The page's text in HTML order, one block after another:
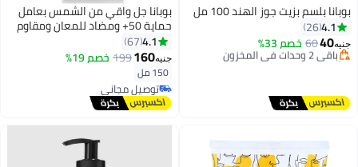
بوبانا بلسم بزيت جوز الهند 100 مل
4.1
26
جنيه40
60 خصم 33%
أقل سعر في 7 يوم
توصيل مجاني
باقي 2 وحدات في المخزون
تم بيع +20 مؤخرًا
أقل سعر في 7 يوم
بوبانا جل واقي من الشمس بعامل
حماية 50+ ومضاد للمعان ومقاوم
للماء - 150 مل
4.1
67
جنيه160
199 خصم 19%
150 مل
توصيل مجاني
توصيل مجاني